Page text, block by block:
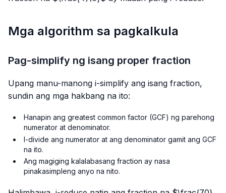
Mga algorithm sa pagkalkula
Pag-simplify ng isang proper fraction
Upang manu-manong i-simplify ang isang fraction,
sundin ang mga hakbang na ito:
Hanapin ang greatest common factor (GCF) ng parehong
numerator at denominator.
I-divide ang numerator at ang denominator gamit ang GCF
na ito.
Ang magiging kalalabasang fraction ay nasa
pinakasimpleng anyo na nito.